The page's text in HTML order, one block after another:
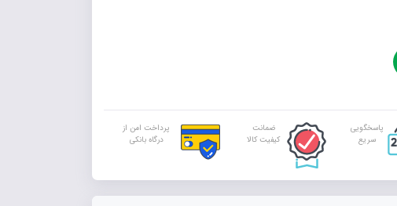
پاسخگویی
سریع
ضمانت
کیفیت کالا
پرداخت امن از
درگاه بانکی